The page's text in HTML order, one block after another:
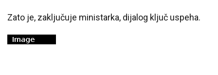
Zato je, zaključuje ministarka, dijalog ključ uspeha.